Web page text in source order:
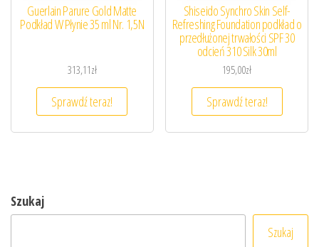
Guerlain Parure Gold Matte
Podkład W Płynie 35 ml Nr. 1,5N
313,11zł
Sprawdź teraz!
Shiseido Synchro Skin Self-
Refreshing Foundation podkład o
przedłużonej trwałości SPF 30
odcień 310 Silk 30ml
195,00zł
Sprawdź teraz!
Szukaj
Szukaj